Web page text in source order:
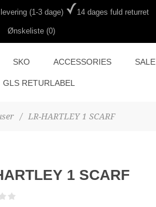
(1-3 dage) 14 dages fuld returret
Ønskeliste (0)
SKO ACCESSORIES SALE
GLS RETURLABEL
/ LR-HARTLEY 1 SCARF
1 SCARF